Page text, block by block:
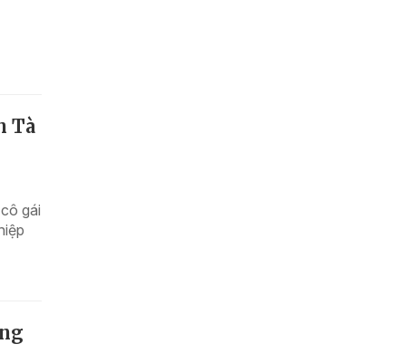
Tà
gái